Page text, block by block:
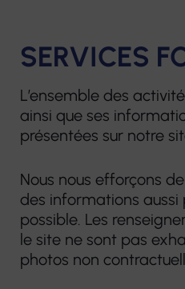
SERVICES
L’ensemble des
ainsi que ses
présentées sur notre
Nous nous efforçons
des informations aussi
possible. Les
le site ne sont pas
photos non